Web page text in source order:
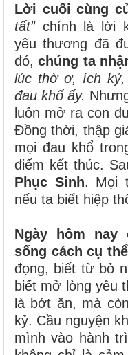
Lời cuối cùng
tất”chính là lời
yêu thương đã
đó,chúng ta
lúc thờ ơ, ích kỷ,
đau khổ ấy.
luôn mở ra con
Đồng thời, thập
mọi đau khổ
điểm kết thúc.
Phục Sinh. Mọi
nếu ta biết hiệp
Ngày hôm
sống cách cụ
đọng, biết từ bỏ
biết mở lòng yêu
là bớt ăn, mà
kỷ. Cầu nguyện
mình vào hành